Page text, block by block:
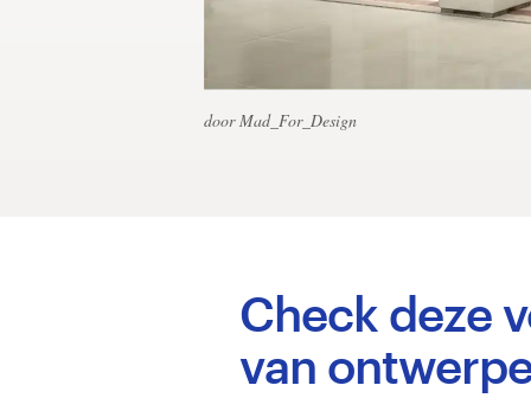
door Mad_For_Design
Check deze
van